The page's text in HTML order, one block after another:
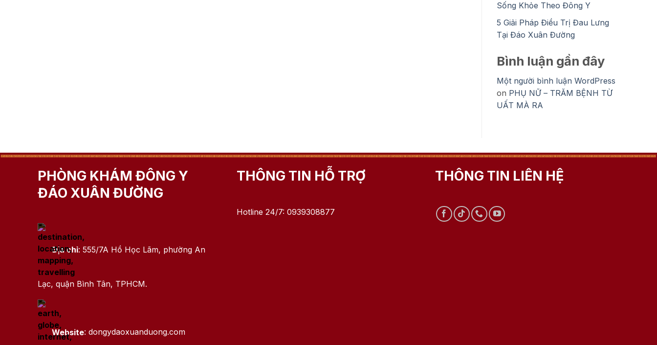
Sống Khỏe Theo Đông Y
5 Giải Pháp Điều Trị Đau Lưng
Tại Đáo Xuân Đường
Bình luận gần đây
Một người bình luận WordPress
on PHỤ NỮ – TRĂM BỆNH TỪ
UẤT MÀ RA
PHÒNG KHÁM ĐÔNG Y
ĐÁO XUÂN ĐƯỜNG
Địa chỉ: 555/7A Hồ Học Lãm, phường An
Lạc, quận Bình Tân, TPHCM.
Website: dongydaoxuanduong.com
THÔNG TIN HỖ TRỢ
Hotline 24/7: 0939308877
THÔNG TIN LIÊN HỆ